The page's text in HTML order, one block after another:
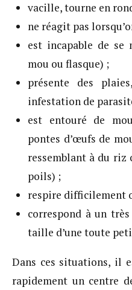
vacille, tourne en
ne réagit pas
est incapable de se
mou ou flasque) ;
présente des
infestation de
est entouré de
pontes d’œufs de
ressemblant à du riz
poils) ;
respire difficilement
correspond à un
taille d’une toute
Dans ces situations, il
rapidement un centre